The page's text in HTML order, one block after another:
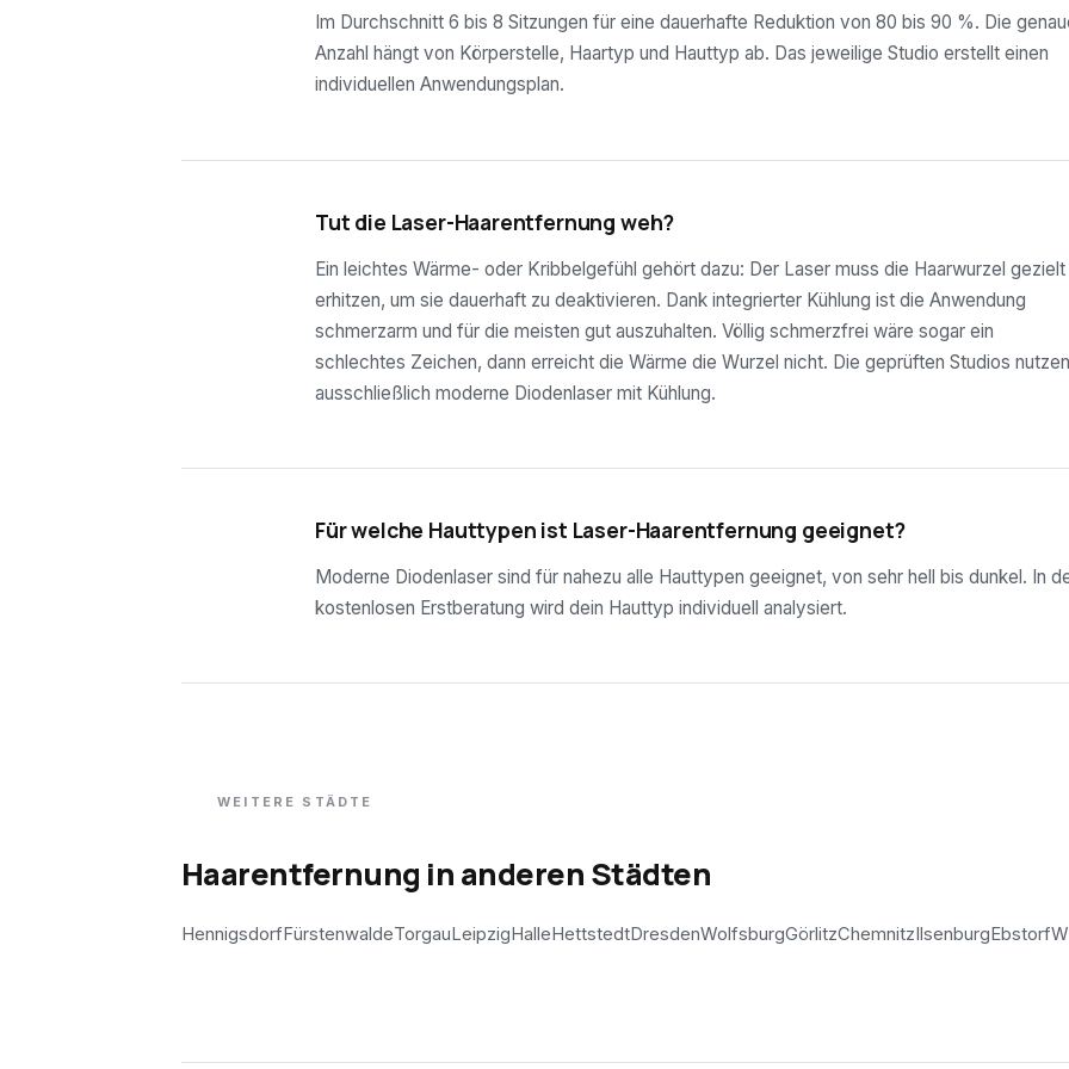
Im Durchschnitt 6 bis 8 Sitzungen für eine dauerhafte Reduktion von 80 bis 90 %. Die
Anzahl hängt von Körperstelle, Haartyp und Hauttyp ab. Das jeweilige Studio erstellt einen
individuellen Anwendungsplan.
Tut die Laser-Haarentfernung weh?
Ein leichtes Wärme- oder Kribbelgefühl gehört dazu: Der Laser muss die Haarwurzel gezielt
erhitzen, um sie dauerhaft zu deaktivieren. Dank integrierter Kühlung ist die Anwendung
schmerzarm und für die meisten gut auszuhalten. Völlig schmerzfrei wäre sogar ein
schlechtes Zeichen, dann erreicht die Wärme die Wurzel nicht. Die geprüften Studios nutzen
ausschließlich moderne Diodenlaser mit Kühlung.
Für welche Hauttypen ist Laser-Haarentfernung geeignet?
Moderne Diodenlaser sind für nahezu alle Hauttypen geeignet, von sehr hell bis dunkel. In
kostenlosen Erstberatung wird dein Hauttyp individuell analysiert.
WEITERE STÄDTE
Haarentfernung in anderen Städten
HennigsdorfFürstenwaldeTorgauLeipzigHalleHettstedtDresdenWolfsburgGörlitzChemnitzIlsenburgEbstorf